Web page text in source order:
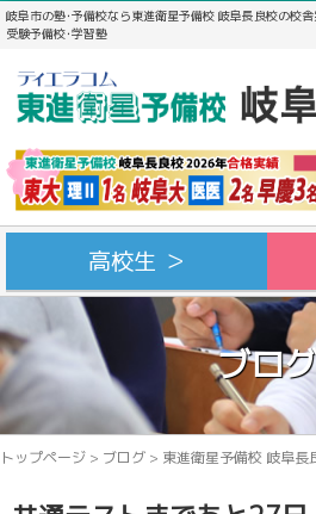
岐阜市の塾･予備校なら東進衛星予備校 岐阜長良校の校
受験予備校･学習塾
高校生 ＞
ブログ
トップページ > ブログ > 東進衛星予備校 岐阜長